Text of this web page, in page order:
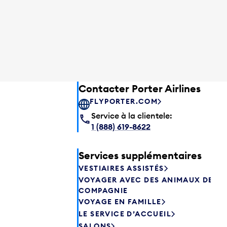
Contacter Porter Airlines
FLYPORTER.COM
Service à la clientele:
1 (888) 619-8622
Services supplémentaires
VESTIAIRES ASSISTÉS
VOYAGER AVEC DES ANIMAUX DE
COMPAGNIE
VOYAGE EN FAMILLE
LE SERVICE D’ACCUEIL